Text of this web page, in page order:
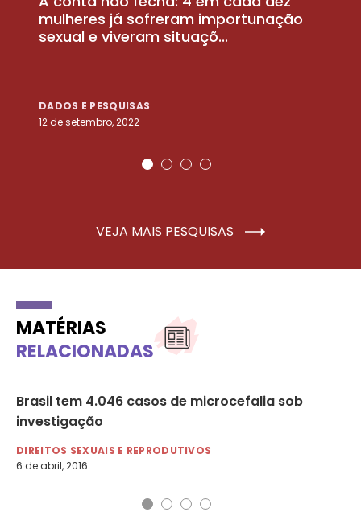
mulheres já sofreram importunação
sexual e viveram situaçõ...
DADOS E PESQUISAS
12 de setembro, 2022
VEJA MAIS PESQUISAS
MATÉRIAS
RELACIONADAS
Brasil tem 4.046 casos de microcefalia sob
investigação
DIREITOS SEXUAIS E REPRODUTIVOS
6 de abril, 2016